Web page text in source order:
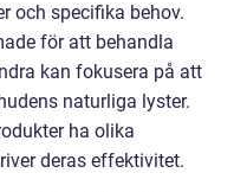
och specifika behov.
för att behandla
kan fokusera på att
naturliga lyster.
ha olika
deras effektivitet.